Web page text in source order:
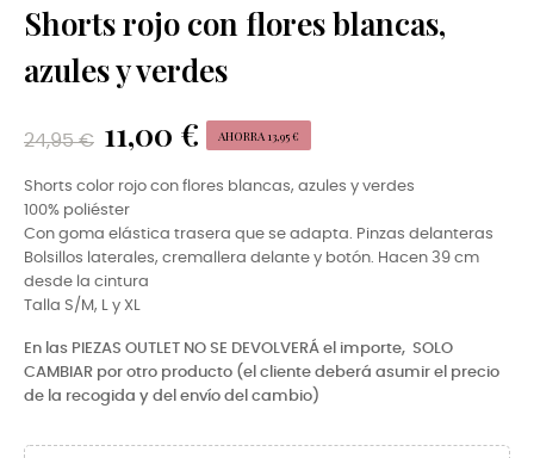
Shorts rojo con flores blancas,
azules y verdes
24,95 € 11,00 € AHORRA 13,95 €
Shorts color rojo con flores blancas, azules y verdes
100% poliéster
Con goma elástica trasera que se adapta. Pinzas delanteras
Bolsillos laterales, cremallera delante y botón. Hacen 39 cm
desde la cintura
Talla S/M, L y XL
En las PIEZAS OUTLET NO SE DEVOLVERÁ el importe, SOLO
CAMBIAR por otro producto (el cliente deberá asumir el precio
de la recogida y del envío del cambio)